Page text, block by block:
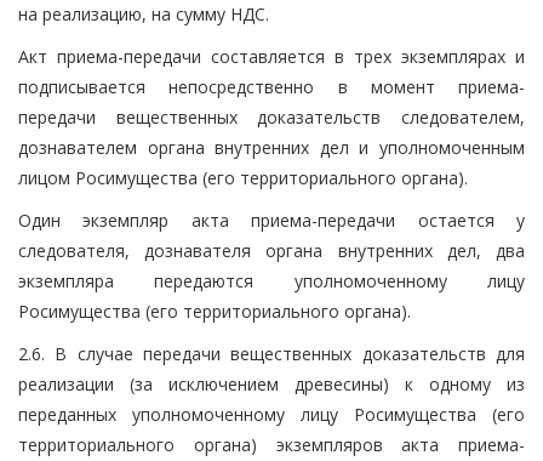
на реализацию, на сумму НДС.
Акт приема-передачи составляется в трех экземплярах и
подписывается непосредственно в момент приема-
передачи вещественных доказательств следователем,
дознавателем органа внутренних дел и уполномоченным
лицом Росимущества (его территориального органа).
Один экземпляр акта приема-передачи остается у
следователя, дознавателя органа внутренних дел, два
экземпляра передаются уполномоченному лицу
Росимущества (его территориального органа).
2.6. В случае передачи вещественных доказательств для
реализации (за исключением древесины) к одному из
переданных уполномоченному лицу Росимущества (его
территориального органа) экземпляров акта приема-